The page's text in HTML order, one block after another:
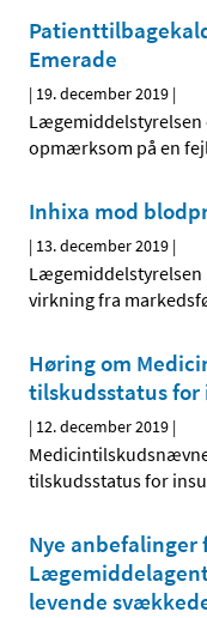
Emerade
| 19. december 2019 |
opmærksom på en
Inhixa mod
| 13. december 2019 |
Lægemiddelstyrelsen
virkning fra
Høring om
tilskudsstatus for
| 12. december 2019 |
tilskudsstatus for
Nye
levende